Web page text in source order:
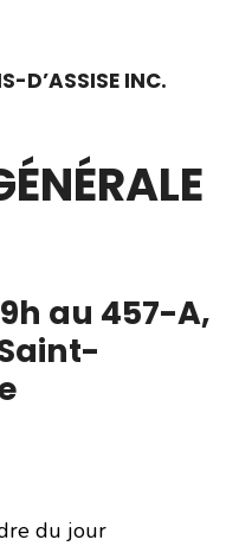
D’ASSISE INC.
au 457-A,
du jour